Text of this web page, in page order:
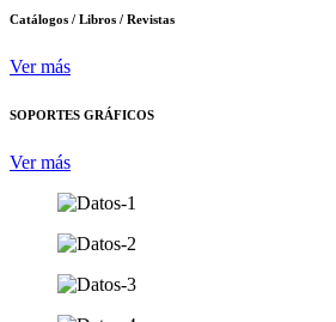
Catálogos / Libros / Revistas
Ver más
SOPORTES GRÁFICOS
Ver más